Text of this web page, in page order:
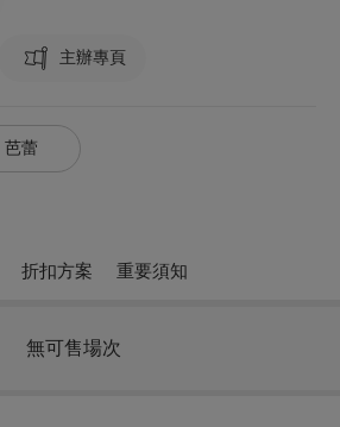
主辦專頁
芭蕾
折扣方案 重要須知
無可售場次